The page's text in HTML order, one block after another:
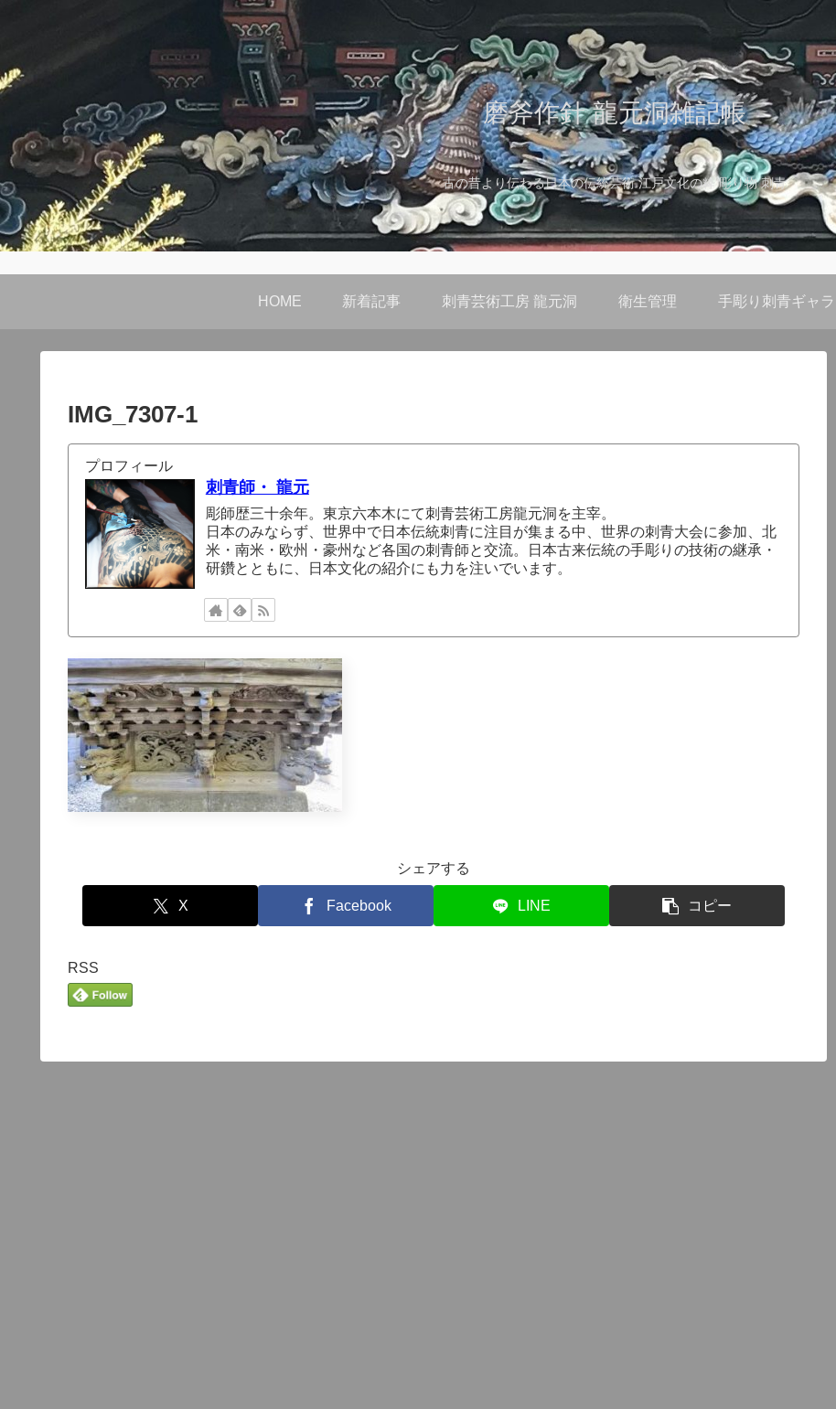
磨斧作針 龍元洞雑記帳
古の昔より伝わる日本の伝統芸術 江戸文化の粋 彫り物 刺青
HOME 新着記事 刺青芸術工房 龍元洞 衛生管理 手彫り刺青ギャラ
IMG_7307-1
プロフィール
刺青師・ 龍元
彫師歴三十余年。東京六本木にて刺青芸術工房龍元洞を主宰。
日本のみならず、世界中で日本伝統刺青に注目が集まる中、世界の刺青大会に参加、北
米・南米・欧州・豪州など各国の刺青師と交流。日本古来伝統の手彫りの技術の継承・
研鑽とともに、日本文化の紹介にも力を注いでいます。
シェアする
X Facebook LINE コピー
RSS